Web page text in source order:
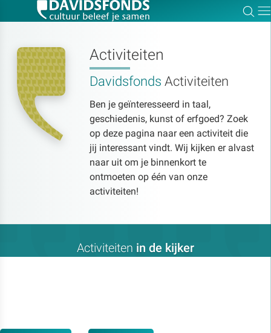
Activiteiten
Davidsfonds Activiteiten
Ben je geïnteresseerd in taal,
geschiedenis, kunst of erfgoed? Zoek
op deze pagina naar een activiteit die
jij interessant vindt. Wij kijken er alvast
naar uit om je binnenkort te
ontmoeten op één van onze
activiteiten!
Activiteiten in de kijker
Zoek:
Zoeken